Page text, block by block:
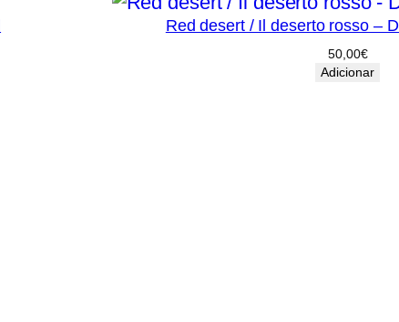
Red desert / Il deserto rosso –
50,00€
Adicionar